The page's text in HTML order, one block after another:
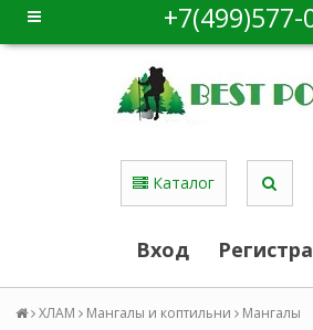
+7(499)577-
Каталог
Вход
ХЛАМ Мангалы и коптильни Мангалы